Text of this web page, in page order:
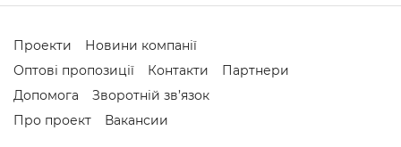
Проекти
Новини компанії
Оптові пропозиції
Контакти
Партнери
Допомога
Зворотній зв’язок
Про проект
Вакансии